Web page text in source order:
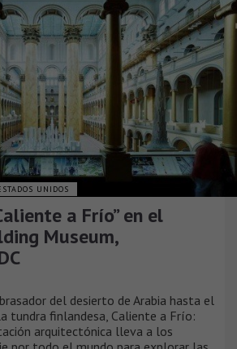
UNIDOS
a Frío” en el
Museum,
del desierto de Arabia hasta el
tundra finlandesa, Caliente a Frío:
arquitectónica lleva a los